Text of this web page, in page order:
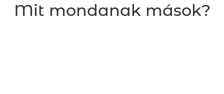
Mit mondanak mások?